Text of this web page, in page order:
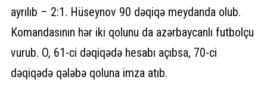
ayrılıb – 2:1. Hüseynov 90 dəqiqə meydanda olub.
Komandasının hər iki qolunu da azərbaycanlı futbolçu
vurub. O, 61-ci dəqiqədə hesabı açıbsa, 70-ci
dəqiqədə qələbə qoluna imza atıb.